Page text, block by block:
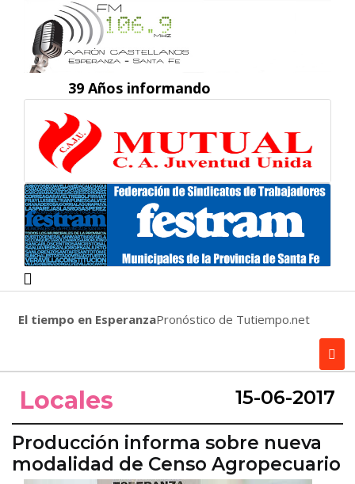
39 Años informando
El tiempo en EsperanzaPronóstico de Tutiempo.net
Locales 15-06-2017
Producción informa sobre nueva
modalidad de Censo Agropecuario